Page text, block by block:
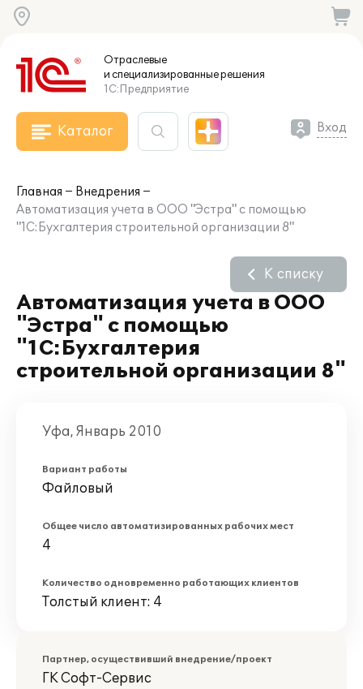
Отраслевые
и специализированныерешения
1С:Предприятие
Каталог Вход
Главная
Внедрения
Автоматизация учета в ООО "Эстра" с помощью
"1С:Бухгалтерия строительной организации 8"
Автоматизация учета в ООО
"Эстра" с помощью
"1С:Бухгалтерия
строительной организации 8"
К списку
Уфа, Январь 2010
Вариант работы
Файловый
Общее число автоматизированных рабочих мест
4
Количество одновременно работающих клиентов
Толстый клиент: 4
Партнер, осуществивший внедрение/проект
ГK Софт-Сервис